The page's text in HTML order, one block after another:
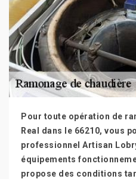
Pour toute opération de
Real dans le 66210, vous
professionnel Artisan
équipements
propose des conditions